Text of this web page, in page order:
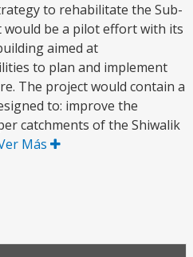
to rehabilitate the Sub-
would be a pilot effort with its
aimed at
to plan and implement
The project would contain a
to: improve the
catchments of the Shiwalik
Más